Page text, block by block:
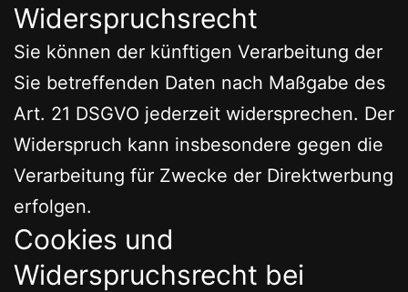
Widerspruchsrecht
Sie können der künftigen Verarbeitung der
Sie betreffenden Daten nach Maßgabe des
Art. 21 DSGVO jederzeit widersprechen. Der
Widerspruch kann insbesondere gegen die
Verarbeitung für Zwecke der Direktwerbung
erfolgen.
Cookies und
Widerspruchsrecht bei